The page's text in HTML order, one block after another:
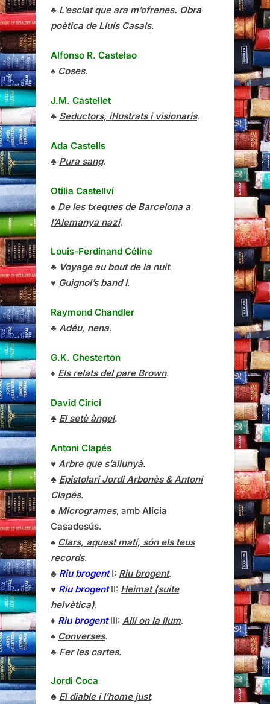
♣ L’esclat que ara m’ofrenes. Obra
poètica de Lluís Casals.
Alfonso R. Castelao
♠ Coses.
J.M. Castellet
♣ Seductors, il·lustrats i visionaris.
Ada Castells
♣ Pura sang.
Otília Castellví
♠ De les txeques de Barcelona a
l’Alemanya nazi.
Louis-Ferdinand Céline
♣ Voyage au bout de la nuit.
♥ Guignol’s band I.
Raymond Chandler
♣ Adéu, nena.
G.K. Chesterton
♦ Els relats del pare Brown.
David Cirici
♣ El setè àngel.
Antoni Clapés
♥ Arbre que s’allunyà.
♣ Epistolari Jordi Arbonès & Antoni
Clapés.
♠ Microgrames, amb Alícia
Casadesús.
♠ Clars, aquest matí, són els teus
records.
♣ Riu brogentI: Riu brogent.
♥ Riu brogentII: Heimat (suite
helvètica).
♦ Riu brogentIII: Allí on la llum.
♠ Converses.
♣ Fer les cartes.
Jordi Coca
♣ El diable i l’home just.